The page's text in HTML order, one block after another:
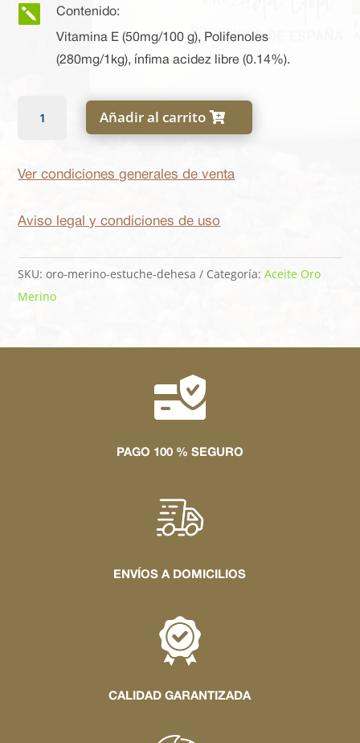
 Contenido:
Vitamina E (50mg/100 g), Polifenoles
(280mg/1kg), ínfima acidez libre (0.14%).
Merino
Botella
cantidad
Añadir al carrito
Ver condiciones generales de venta
Aviso legal y condiciones de uso
SKU:oro-merino-estuche-dehesa Categoría:Aceite Oro
Merino
PAGO 100 % SEGURO
ENVÍOS A DOMICILIOS
CALIDAD GARANTIZADA